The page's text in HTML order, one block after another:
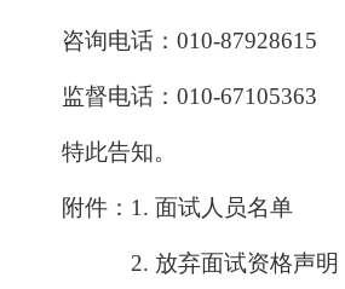
咨询电话：010-87928615
监督电话：010-67105363
特此告知。
附件： 1. 面试人员名单
2. 放弃面试资格声明